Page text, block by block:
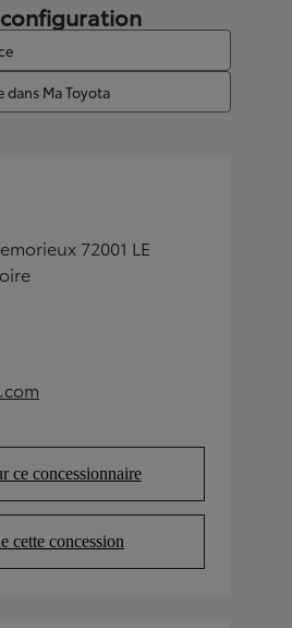
dans Ma Toyota
72001 LE
new tab)
ce concessionnaire
(Opens in new tab)
cette concession
(Opens in new tab)